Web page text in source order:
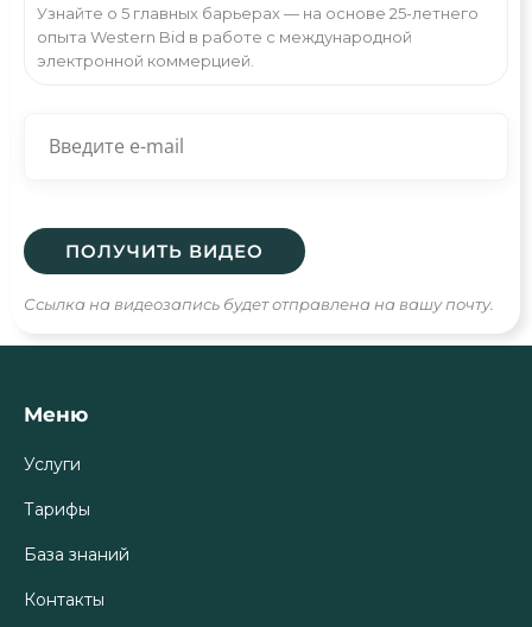
Узнайте о 5 главных барьерах — на основе 25-летнего
опыта Western Bid в работе с международной
электронной коммерцией.
Ссылка на видеозапись будет отправлена на вашу почту.
Меню
Услуги
Тарифы
База знаний
Контакты